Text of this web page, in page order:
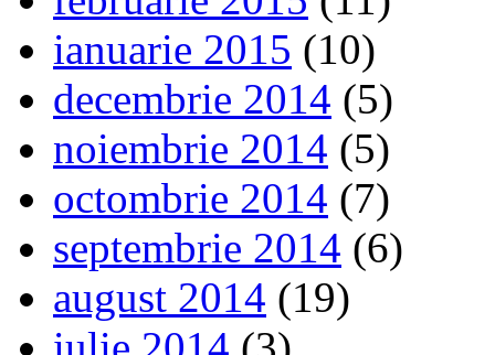
ianuarie 2015 (10)
decembrie 2014 (5)
noiembrie 2014 (5)
octombrie 2014 (7)
septembrie 2014 (6)
august 2014 (19)